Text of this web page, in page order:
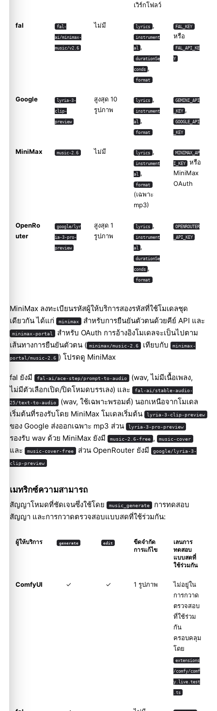
เวิร์กโฟลว์
fal fal-
ai/minimax-
music/v2.6
ไม่มี lyrics ,
instrument
al ,
durationSe
conds ,
format
FAL_KEY
หรือ
FAL_API_KE
Y
Google lyria-3-
clip-
preview
สูงสุด 10
รูปภาพ
lyrics ,
instrument
al ,
format
GEMINI_API
_KEY ,
GOOGLE_API
_KEY
MiniMax music-2.6 ไม่มี lyrics ,
instrument
al ,
format
(เฉพาะ
mp3)
MINIMAX_AP
I_KEY
หรือ
MiniMax
OAuth
OpenRo
uter
google/lyr
ia-3-pro-
preview
สูงสุด 1
รูปภาพ
lyrics ,
instrument
al ,
durationSe
conds ,
format
OPENROUTER
_API_KEY
MiniMax ลงทะเบียนรหัสผู้ให้บริการสองรหัสที่ใช้โมเดลชุด
เดียวกัน ได้แก่
minimax สำหรับการยืนยันตัวตนด้วยคีย์ API และ
minimax-portal สำหรับ OAuth การอ้างอิงโมเดลจะเป็นไปตาม
เส้นทางการยืนยันตัวตน ( minimax/music-2.6 เทียบกับ minimax-
portal/music-2.6 ) โปรดดู MiniMax
fal ยังมี fal-ai/ace-step/prompt-to-audio (wav, ไม่มีเนื้อเพลง,
ไม่มีตัวเลือกเปิด/ปิดโหมดบรรเลง) และ
fal-ai/stable-audio-
25/text-to-audio (wav, ใช้เฉพาะพรอมต์) นอกเหนือจากโมเดล
เริ่มต้นที่รองรับโดย MiniMax โมเดลเริ่มต้น
lyria-3-clip-preview
ของ Google ส่งออกเฉพาะ mp3 ส่วน lyria-3-pro-preview
รองรับ wav ด้วย MiniMax ยังมี music-2.6-free , music-cover
และ music-cover-free ส่วน OpenRouter ยังมี google/lyria-3-
clip-preview
เมทริกซ์ความสามารถ
สัญญาโหมดที่ชัดเจนซึ่งใช้โดย music_generate การทดสอบ
สัญญา และการกวาดตรวจสอบแบบสดที่ใช้ร่วมกัน:
ผู้ให้บริการ generate edit
ขีดจำกัด
การแก้ไข
เลนการ
ทดสอบ
แบบสดที่
ใช้ร่วมกัน
ComfyUI ✓ ✓ 1 รูปภาพ
ไม่อยู่ใน
การกวาด
ตรวจสอบ
ที่ใช้ร่วม
กัน
ครอบคลุม
โดย
extensions
/comfy/comf
y.live.test
.ts